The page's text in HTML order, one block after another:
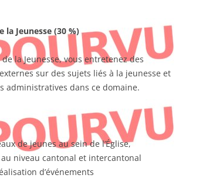
Jeunesse (30 %)
la Jeunesse, vous entretenez des
sur des sujets liés à la jeunesse et
administratives dans ce domaine.
de jeunes au sein de l’Église,
niveau cantonal et intercantonal
d’événements